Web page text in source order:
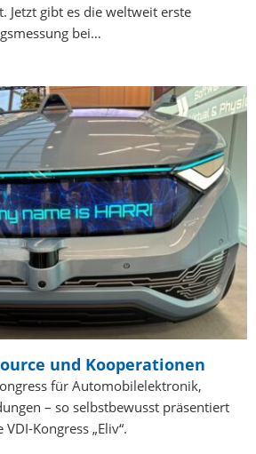
Jetzt gibt es die weltweit erste
bei…
und Kooperationen
für Automobilelektronik,
– so selbstbewusst präsentiert
Kongress „Eliv“.